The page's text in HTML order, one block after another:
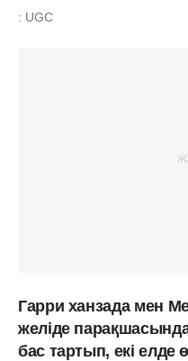
: UGC
Гарри ханзада мен
желіде парақшасында
бас тартып, екі елде